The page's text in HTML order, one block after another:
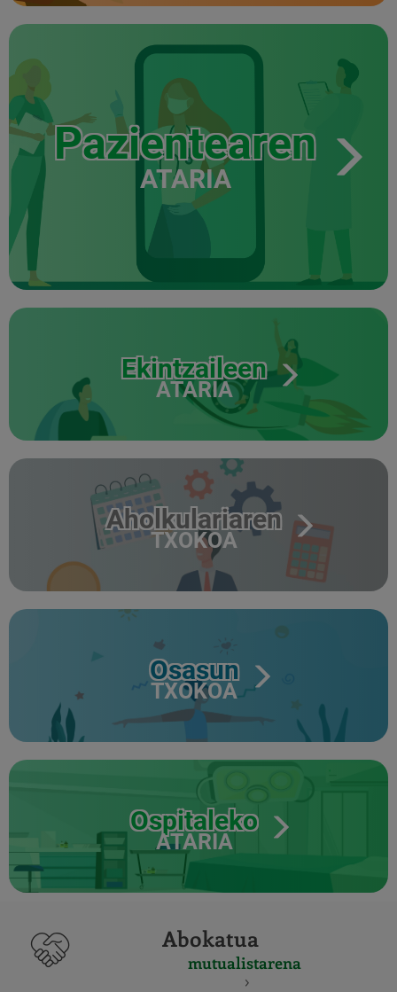
Pazientearen
ATARIA
Ekintzaileen
ATARIA
Aholkulariaren
TXOKOA
Osasun
TXOKOA
Ospitaleko
ATARIA
Abokatua
mutualistarena